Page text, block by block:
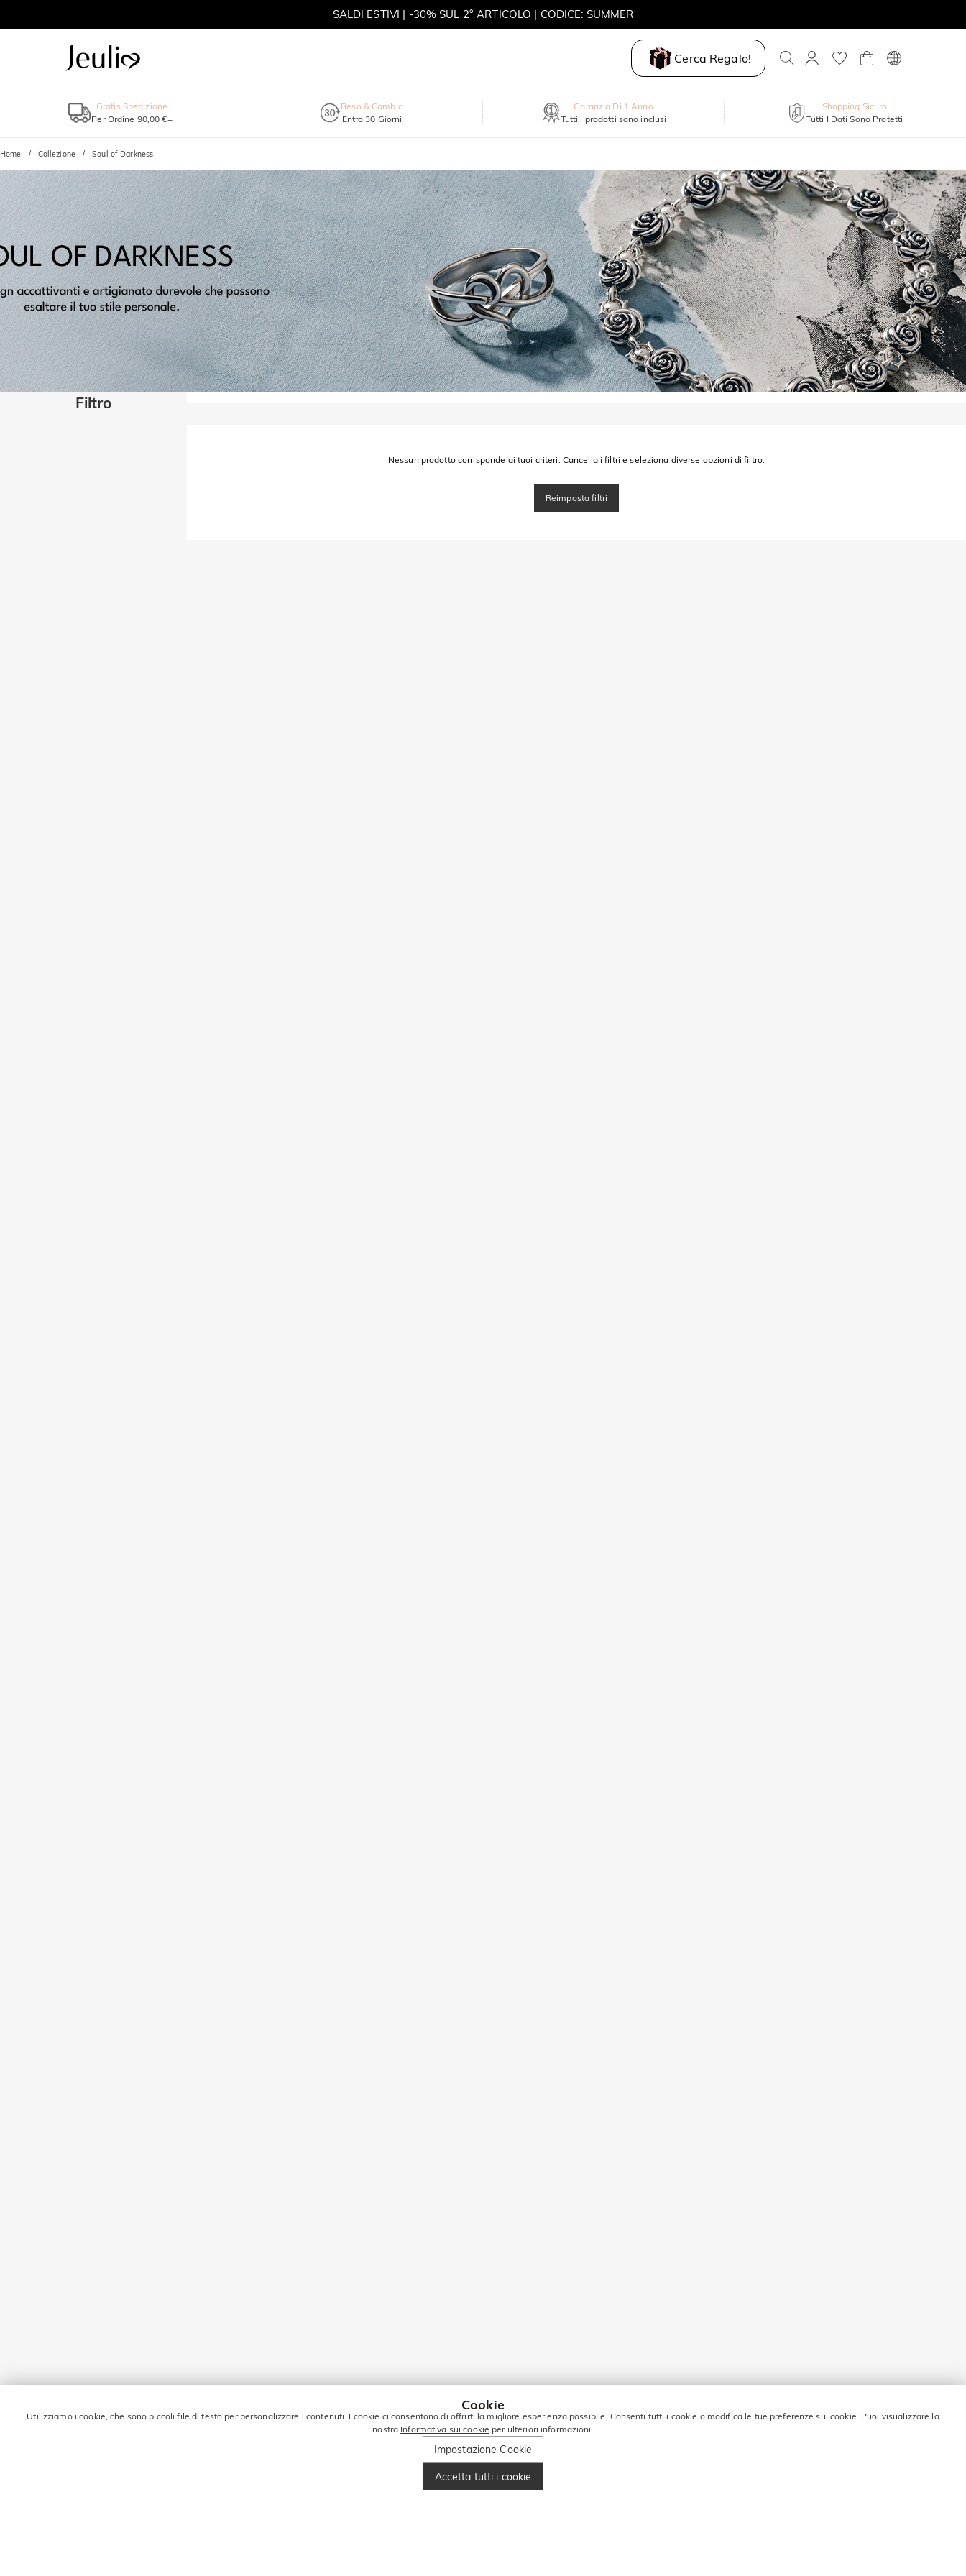
SALDI ESTIVI | -30% SUL 2° ARTICOLO | CODICE: SUMMER
Cerca Regalo!
Gratis Spedizione
Per Ordine 90,00 €+
Reso & Cambio
Entro 30 Giorni
Garanzia Di 1 Anno
Tutti i prodotti sono inclusi
Shopping Sicuro
Tutti I Dati Sono Protetti
Home Collezione Soul of Darkness
Filtro
Nessun prodotto corrisponde ai tuoi criteri. Cancella i filtri e seleziona diverse opzioni di filtro.
Reimposta filtri
Cookie
Utilizziamo i cookie, che sono piccoli file di testo per personalizzare i contenuti. I cookie ci consentono di offrirti la migliore esperienza possibile. Consenti tutti i cookie o modifica le tue preferenze sui cookie. Puoi visualizzare la
nostra Informativa sui cookie per ulteriori informazioni.
Impostazione Cookie
Accetta tutti i cookie